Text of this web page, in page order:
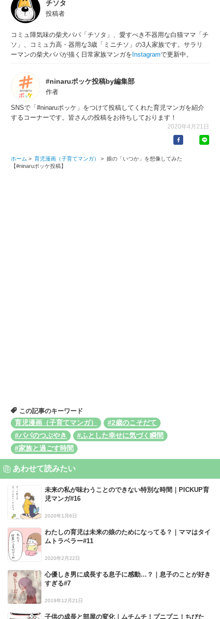
チソタ
投稿者
コミュ障気味の柴犬パパ「チソタ」、愛すべき不器用な白猫ママ「チ
ソ」、コミュ力高・器用な3歳「ミニチソ」の3人家族です。サラリ
ーマンの柴犬パパが描く日常家族マンガを Instagramで更新中。
#ninaruポッケ投稿by編集部
作者
SNSで「#ninaruポッケ」をつけて投稿してくれた育児マンガを紹介
するコーナーです。皆さんの投稿をお待ちしております！
2020年4月21日
ホーム > 育児漫画（子育てマンガ） > 娘の「いつか」を想像してみた
【#ninaruポッケ投稿】
この記事のキーワード
育児漫画（子育てマンガ）
#2歳のこそだて
#パパのつぶやき
#ふとした幸せに気づく瞬間
#家族と過ごす時間
あわせて読みたい
未来の私が味わうことのできない特別な時間｜PICKUP育
児マンガ#16
2020年1月6日
わたしの育児は未来の娘のためになってる？｜ママはタイ
ムトラベラー#11
2020年2月22日
心優しき男に成長する息子に感動…？｜息子のことが好き
すぎる#7
2019年12月21日
子供の成長と部屋の変化｜ムチムチ！プニプニ！ちびた